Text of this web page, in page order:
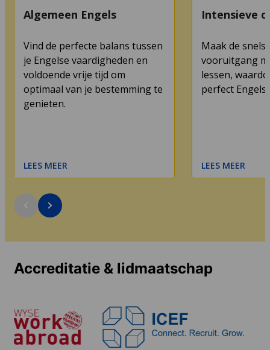
Algemeen Engels
Vind de perfecte balans tussen
je Engelse vaardigheden en
voldoende vrije tijd om
optimaal van je bestemming te
genieten.
LEES MEER
Intensieve
Maak de
vooruitgang
lessen,
perfect Engels
LEES MEER
Accreditatie & lidmaatschap